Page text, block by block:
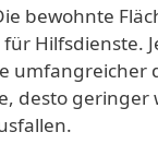
bewohnte
Hilfsdienste.
umfangreicher
desto geringer